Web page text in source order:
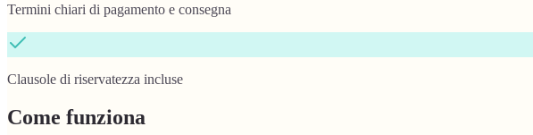
Termini chiari di pagamento e consegna
Clausole di riservatezza incluse
Come funziona